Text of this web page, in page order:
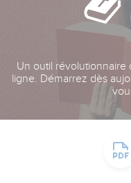
Un outil
ligne. Démarrez dès